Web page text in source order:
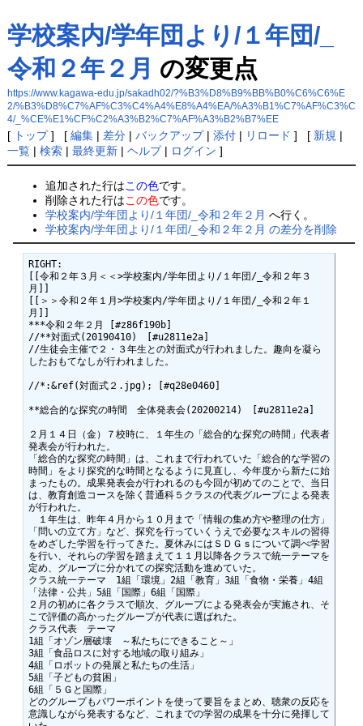
学校案内/学年団より/１年団/_
令和２年２月 の変更点
https://www.kagawa-edu.jp/sakadh02/?%B3%D8%B9%BB%B0%C6%C6%E
2/%B3%D8%C7%AF%C3%C4%A4%E8%A4%EA/%A3%B1%C7%AF%C3%C
4/_%CE%E1%CF%C2%A3%B2%C7%AF%A3%B2%B7%EE
[ トップ] [ 編集| 差分| バックアップ| 添付| リロード ] [ 新規 |
一覧| 検索| 最終更新| ヘルプ| ログイン ]
追加された行はこの色です。
削除された行はこの色です。
学校案内/学年団より/１年団/_令和２年２月 へ行く。
学校案内/学年団より/１年団/_令和２年２月 の差分を削除
RIGHT:
[[令和２年３月＜＜>学校案内/学年団より/１年団/_令和２年３
月]]
[[＞＞令和２年１月>学校案内/学年団より/１年団/_令和２年１
月]]
***令和２年２月 [#z86f190b]
//**対面式(20190410)　[#u2811e2a]
//生徒会主催で２・３年生との対面式が行われました。趣向を凝ら
したおもてなしが行われました。
//*:&ref(対面式２.jpg); [#q28e0460]
**総合的な探究の時間　全体発表会(20200214)　[#u2811e2a]
２月１４日（金）７校時に、１年生の「総合的な探究の時間」代表者
発表会が行われた。
「総合的な探究の時間」は、これまで行われていた「総合的な学習の
時間」をより探究的な時間となるように見直し、今年度から新たに始
まったもの。成果発表会が行われるのも今回が初めてのことで、当日
は、教育創造コースを除く普通科５クラスの代表グループによる発表
が行われた。
１年生は、昨年４月から１０月まで「情報の集め方や整理の仕方」
「問いの立て方」など、探究を行っていくうえで必要なスキルの習得
をめざした学習を行ってきた。夏休みにはＳＤＧｓについて調べ学習
を行い、それらの学習を踏まえて１１月以降各クラスで統一テーマを
定め、グループに分かれての探究活動を進めていた。
クラス統一テーマ　1組「環境」2組「教育」3組「食物・栄養」4組
「法律・公共」5組「国際」6組「国際」
２月の初めに各クラスで順次、グループによる発表会が実施され、そ
こで評価の高かったグループが代表に選ばれた。
クラス代表　テーマ
1組「オゾン層破壊　～私たちにできること～」
3組「食品ロスに対する地域の取り組み」
4組「ロボットの発展と私たちの生活」
5組「子どもの貧困」
6組「５Ｇと国際」
どのグループもパワーポイントを使って要旨をまとめ、聴衆の反応を
意識しながら発表するなど、これまでの学習の成果を十分に発揮して